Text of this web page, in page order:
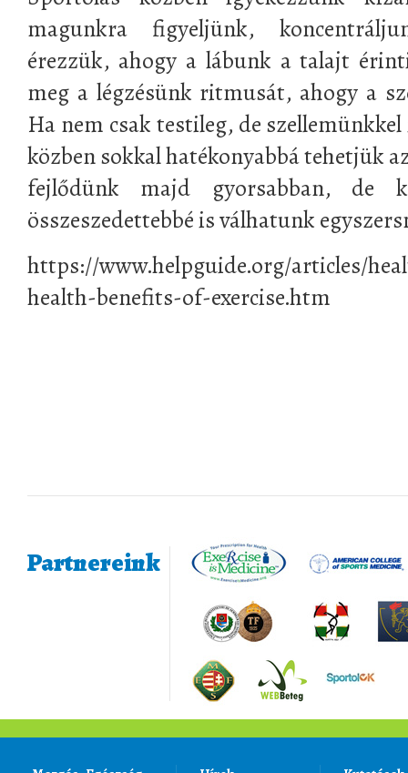
magunkra figyeljünk,
érezzük, ahogy a lábunk a talajt
meg a légzésünk ritmusát, ahogy a
Ha nem csak testileg, de
közben sokkal hatékonyabbá tehetjük
fejlődünk majd gyorsabban, de
összeszedettebbé is válhatunk
https://www.helpguide.org/articles/
health-benefits-of-exercise.htm
Partnereink